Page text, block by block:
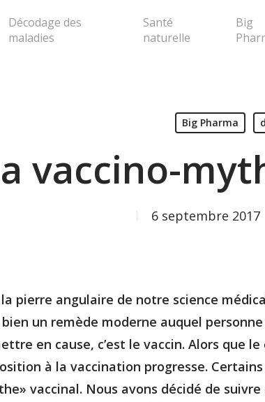
lancer la recherche ou Echap pour
Décodage des
maladies
Santé
naturelle
Big
Big Pharma
vaccino-
6 septembre 2017
pierre angulaire de notre science
bien un remède moderne auquel
en cause, c’est le vaccin. Alors que
à la vaccination progresse.
vaccinal. Nous avons décidé de